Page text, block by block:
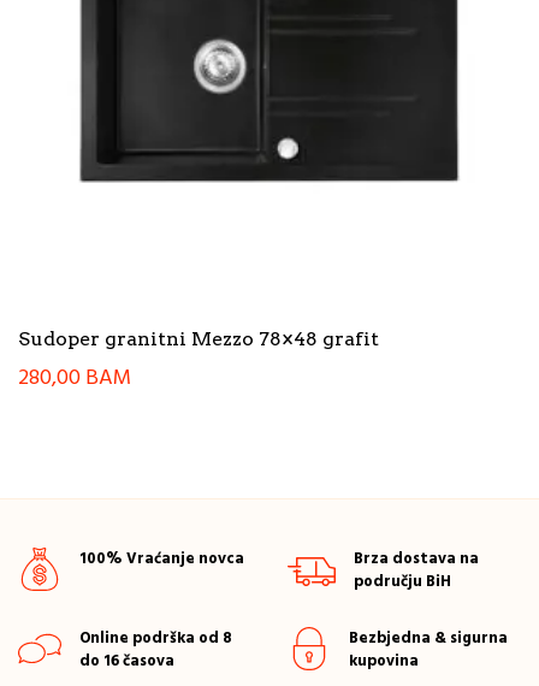
Sudoper granitni Mezzo 78×48 grafit
280,00BAM
100% Vraćanje novca
Brza dostava na
području BiH
Online podrška od 8
do 16 časova
Bezbjedna & sigurna
kupovina